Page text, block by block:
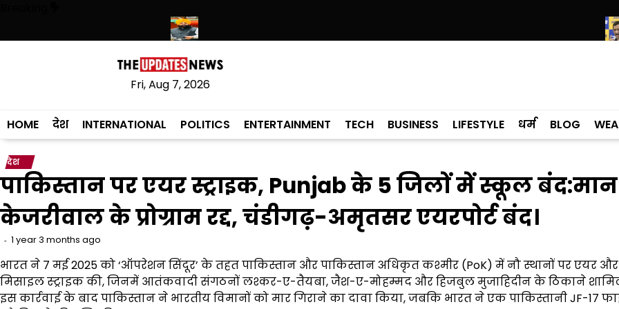
content
साहिब में उमड़ा श्रद्धालुओं का सैलाबनीति आयोग की रैंकिंग में पंजाब ने केरल को पछाड़ा; शिक्षा मंत्री ने विधानसभा में चार सालों का रिपोर्ट कार्ड पेश किया
Fri, Aug 7, 2026
HOME देश INTERNATIONAL POLITICS ENTERTAINMENT TECH BUSINESS LIFESTYLE धर्म BLOG
देश
पाकिस्तान पर एयर स्ट्राइक, Punjab के 5 जिलों में स्कूल
केजरीवाल के प्रोग्राम रद्द, चंडीगढ़-अमृतसर एयरपोर्ट बंद।
1 year 3 months ago
भारत ने 7 मई 2025 को ‘ऑपरेशन सिंदूर’ के तहत पाकिस्तान और पाकिस्तान अधिकृत कश्मीर (PoK) में नौ स्थानों पर एयर और
मिसाइल स्ट्राइक की, जिनमें आतंकवादी संगठनों लश्कर-ए-तैयबा, जैश-ए-मोहम्मद और हिजबुल मुजाहिदीन के ठिकाने
इस कार्रवाई के बाद पाकिस्तान ने भारतीय विमानों को मार गिराने का दावा किया, जबकि भारत ने एक पाकिस्तानी JF-17